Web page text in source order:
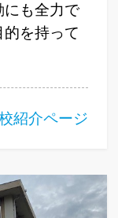
にも全力で
を持って
紹介ページ